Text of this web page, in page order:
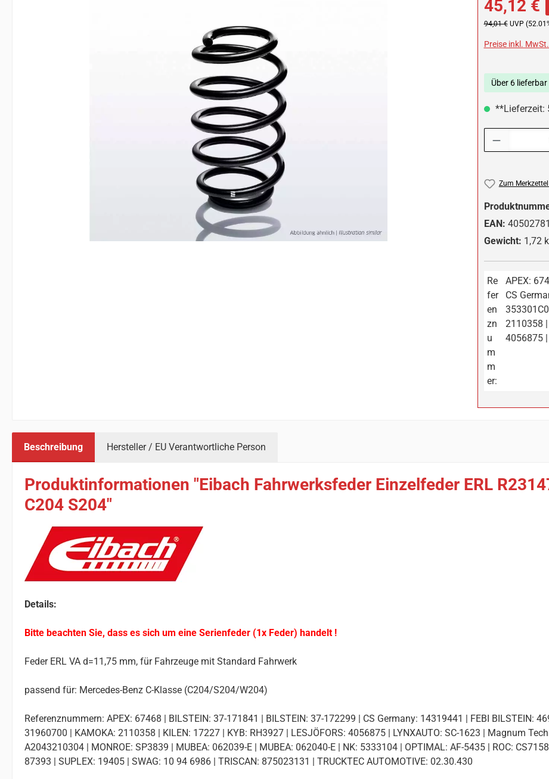
45,12 €
Regulärer Preis:
94,01 € UVP
Preise inkl.
Über 6 lieferbar
**Lieferzeit:
Zum
EAN:
Gewicht: 1,72
Re
fer
en
zn
u
m
m
er:
APEX:
CS
2110358 |
4056875 |
Beschreibung Hersteller / EU Verantwortliche Person
Produktinformationen "Eibach Fahrwerksfeder Einzelfeder ERL
C204 S204"
Details:
Bitte beachten Sie, dass es sich um eine Serienfeder (1x Feder) handelt !
Feder ERL VA d=11,75 mm, für Fahrzeuge mit Standard Fahrwerk
passend für: Mercedes-Benz C-Klasse (C204/S204/W204)
Referenznummern: APEX: 67468 | BILSTEIN: 37-171841 | BILSTEIN: 37-172299 | CS Germany: 14319441 | FEBI BILSTEIN:
31960700 | KAMOKA: 2110358 | KILEN: 17227 | KYB: RH3927 | LESJÖFORS: 4056875 | LYNXAUTO: SC-1623 | Magnum
A2043210304 | MONROE: SP3839 | MUBEA: 062039-E | MUBEA: 062040-E | NK: 5333104 | OPTIMAL: AF-5435 | ROC:
87393 | SUPLEX: 19405 | SWAG: 10 94 6986 | TRISCAN: 875023131 | TRUCKTEC AUTOMOTIVE: 02.30.430